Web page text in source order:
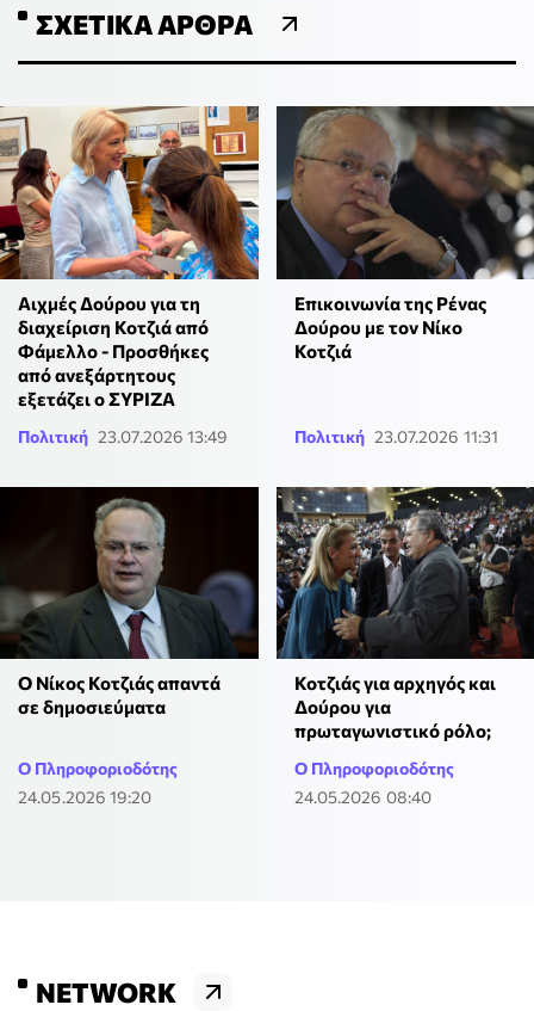
ΣΧΕΤΙΚΆ ΆΡΘΡΑ
Αιχμές Δούρου για τη
διαχείριση Κοτζιά από
Φάμελλο - Προσθήκες
από ανεξάρτητους
εξετάζει ο ΣΥΡΙΖΑ
Πολιτική 23.07.2026 13:49
Επικοινωνία της Ρένας
Δούρου με τον Νίκο
Κοτζιά
Πολιτική 23.07.2026 11:31
Ο Νίκος Κοτζιάς απαντά
σε δημοσιεύματα
Ο Πληροφοριοδότης
24.05.2026 19:20
Κοτζιάς για αρχηγός και
Δούρου για
πρωταγωνιστικό ρόλο;
Ο Πληροφοριοδότης
24.05.2026 08:40
NETWORK